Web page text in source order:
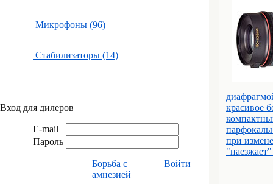
Микрофоны (96)
Стабилизаторы (14)
Вход для дилеров
E-mail
Пароль
Борьба с
амнезией
Войти
красивое
при